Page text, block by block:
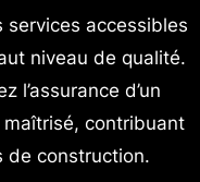
accessibles
niveau de qualité.
l’assurance d’un
contribuant
de construction.